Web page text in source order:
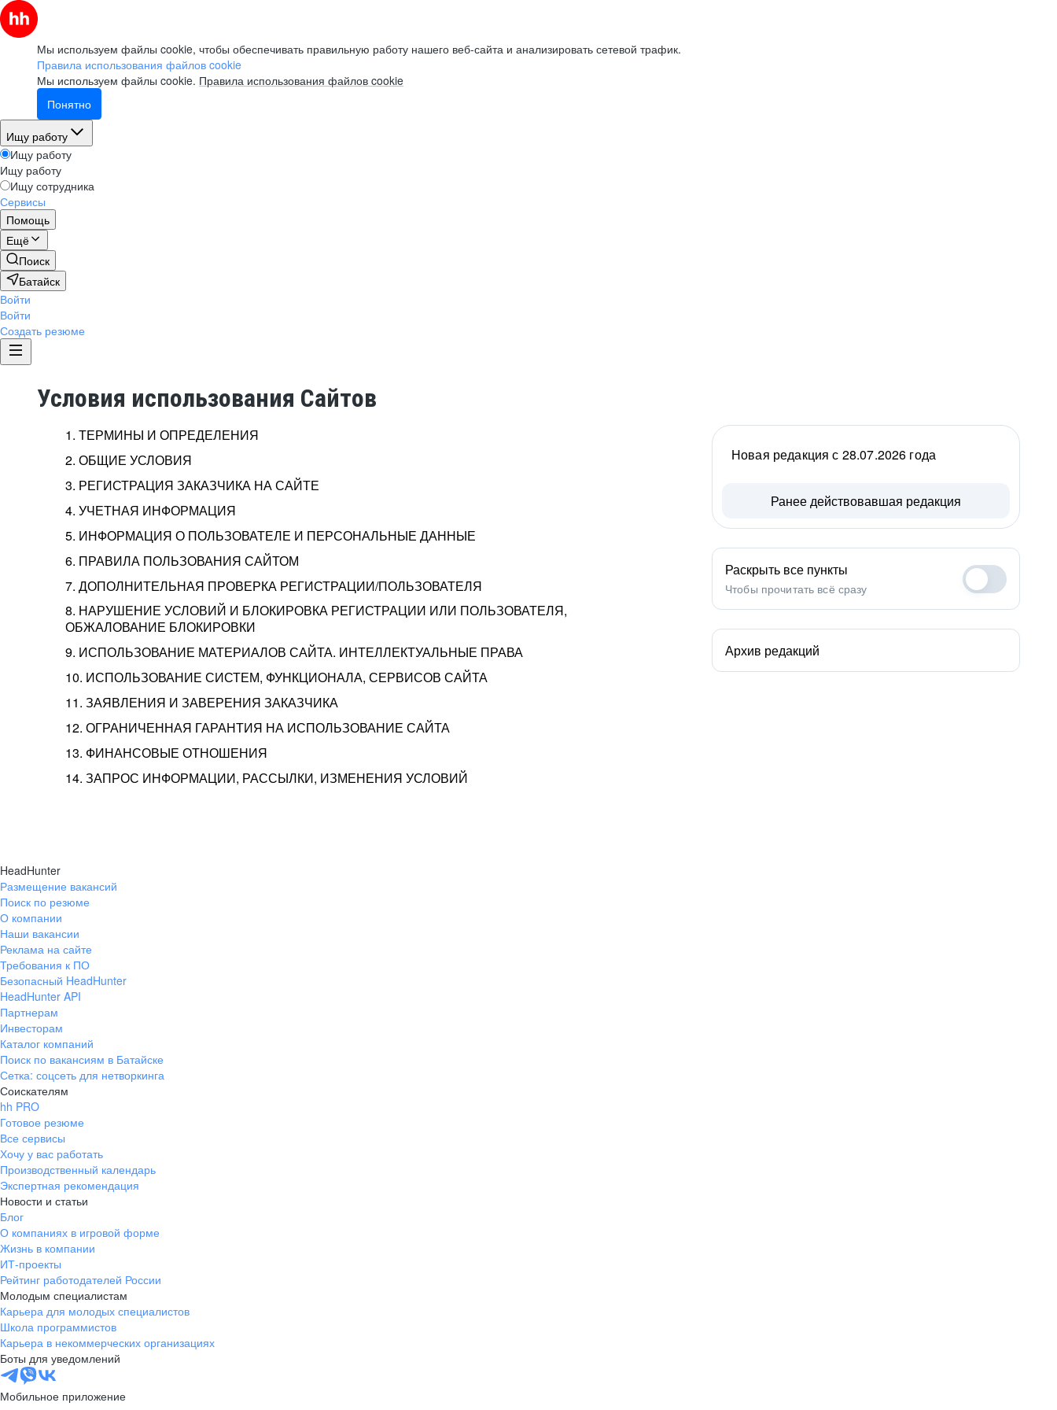
Мы используем файлы cookie, чтобы обеспечивать правильную работу нашего веб-сайта и анализировать сетевой трафик.
Правила использования файлов cookie
Мы используем файлы cookie. Правила использования файлов cookie
Понятно
Ищу работу
Ищу работу
Ищу работу
Ищу сотрудника
Сервисы
Помощь
Ещё
Поиск
Батайск
Войти
Войти
Создать резюме
Условия использования Сайтов
1. ТЕРМИНЫ И ОПРЕДЕЛЕНИЯ
2. ОБЩИЕ УСЛОВИЯ
3. РЕГИСТРАЦИЯ ЗАКАЗЧИКА НА САЙТЕ
4. УЧЕТНАЯ ИНФОРМАЦИЯ
5. ИНФОРМАЦИЯ О ПОЛЬЗОВАТЕЛЕ И ПЕРСОНАЛЬНЫЕ ДАННЫЕ
6. ПРАВИЛА ПОЛЬЗОВАНИЯ САЙТОМ
7. ДОПОЛНИТЕЛЬНАЯ ПРОВЕРКА РЕГИСТРАЦИИ/ПОЛЬЗОВАТЕЛЯ
8. НАРУШЕНИЕ УСЛОВИЙ И БЛОКИРОВКА РЕГИСТРАЦИИ ИЛИ ПОЛЬЗОВАТЕЛЯ,
ОБЖАЛОВАНИЕ БЛОКИРОВКИ
9. ИСПОЛЬЗОВАНИЕ МАТЕРИАЛОВ САЙТА. ИНТЕЛЛЕКТУАЛЬНЫЕ ПРАВА
10. ИСПОЛЬЗОВАНИЕ СИСТЕМ, ФУНКЦИОНАЛА, СЕРВИСОВ САЙТА
11. ЗАЯВЛЕНИЯ И ЗАВЕРЕНИЯ ЗАКАЗЧИКА
12. ОГРАНИЧЕННАЯ ГАРАНТИЯ НА ИСПОЛЬЗОВАНИЕ САЙТА
13. ФИНАНСОВЫЕ ОТНОШЕНИЯ
14. ЗАПРОС ИНФОРМАЦИИ, РАССЫЛКИ, ИЗМЕНЕНИЯ УСЛОВИЙ
Новая редакция с 28.07.2026 года
Ранее действовавшая редакция
Раскрыть все пункты
Чтобы прочитать всё сразу
Архив редакций
HeadHunter
Размещение вакансий
Поиск по резюме
О компании
Наши вакансии
Реклама на сайте
Требования к ПО
Безопасный HeadHunter
HeadHunter API
Партнерам
Инвесторам
Каталог компаний
Поиск по вакансиям в Батайске
Сетка: соцсеть для нетворкинга
Соискателям
hh PRO
Готовое резюме
Все сервисы
Хочу у вас работать
Производственный календарь
Экспертная рекомендация
Новости и статьи
Блог
О компаниях в игровой форме
Жизнь в компании
ИТ-проекты
Рейтинг работодателей России
Молодым специалистам
Карьера для молодых специалистов
Школа программистов
Карьера в некоммерческих организациях
Боты для уведомлений
Мобильное приложение